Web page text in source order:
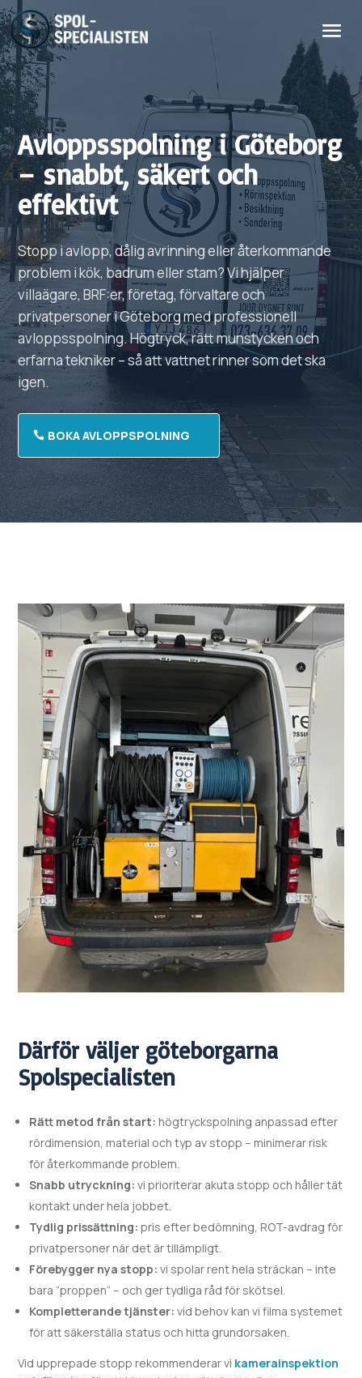
Avloppsspolning i Göteborg
– snabbt, säkert och
effektivt
Stopp i avlopp, dålig avrinning eller återkommande
problem i kök, badrum eller stam? Vi hjälper
villaägare, BRF:er, företag, förvaltare och
privatpersoner i Göteborg med professionell
avloppsspolning. Högtryck, rätt munstycken och
erfarna tekniker – så att vattnet rinner som det ska
igen.
BOKA AVLOPPSPOLNING
Därför väljer göteborgarna
Spolspecialisten
Rätt metod från start: högtryckspolning anpassad efter
rördimension, material och typ av stopp – minimerar risk
för återkommande problem.
Snabb utryckning: vi prioriterar akuta stopp och håller tät
kontakt under hela jobbet.
Tydlig prissättning: pris efter bedömning, ROT-avdrag för
privatpersoner när det är tillämpligt.
Förebygger nya stopp: vi spolar rent hela sträckan – inte
bara “proppen” – och ger tydliga råd för skötsel.
Kompletterande tjänster: vid behov kan vi filma systemet
för att säkerställa status och hitta grundorsaken.
Vid upprepade stopp rekommenderar vi kamerainspektion